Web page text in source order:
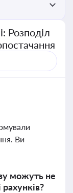
Розподіл
Ви
можуть не